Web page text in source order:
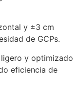
y ±3 cm
de GCPs.
ligero y optimizado
eficiencia de